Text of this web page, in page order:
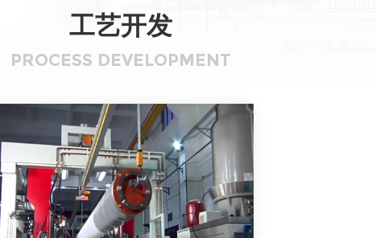
工艺开发
PROCESS DEVELOPMENT